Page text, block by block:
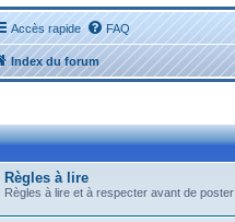
Accès rapide FAQ
Index du forum
Règles à lire
Règles à lire et à respecter avant de poster